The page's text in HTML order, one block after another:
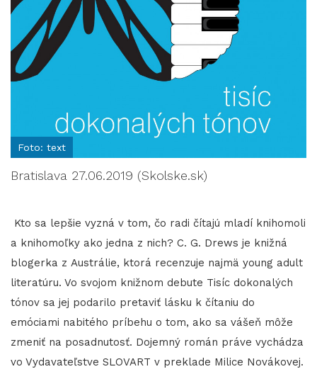
Foto: text
Bratislava 27.06.2019 (Skolske.sk)
Kto sa lepšie vyzná v tom, čo radi čítajú mladí knihomoli
a knihomoľky ako jedna z nich? C. G. Drews je knižná
blogerka z Austrálie, ktorá recenzuje najmä young adult
literatúru. Vo svojom knižnom debute Tisíc dokonalých
tónov sa jej podarilo pretaviť lásku k čítaniu do
emóciami nabitého príbehu o tom, ako sa vášeň môže
zmeniť na posadnutosť. Dojemný román práve vychádza
vo Vydavateľstve SLOVART v preklade Milice Novákovej.